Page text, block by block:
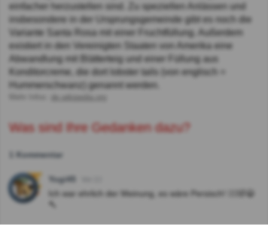
einfacher herzustellen sind. Zu speziellen Anlässen und
insbesondere in der Ursprungsgemeinde gibt es noch die
Variante Santa Rosa mit einer Fruchtfüllung. Außerdem
existiert in den Vereinigten Staaten von Amerika eine
Abwandlung mit Blätterteig und einer Füllung aus
Konditorcreme, die dort lobster tails (von englisch =
Hummerschwanz) genannt werden.
de.wikipedia.org
Was sind Ihre Gedanken dazu?
1 Kommentar
Yogi45
Ich war ehrlich der Meinung, es wäre Persisch! 🤷‍♂️🤣😂
🔨